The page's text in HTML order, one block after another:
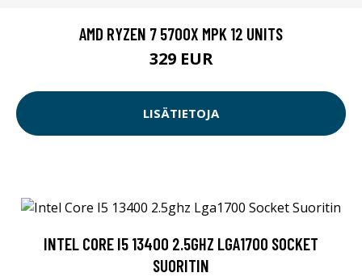
AMD RYZEN 7 5700X MPK 12 UNITS
329 EUR
LISÄTIETOJA
INTEL CORE I5 13400 2.5GHZ LGA1700 SOCKET
SUORITIN